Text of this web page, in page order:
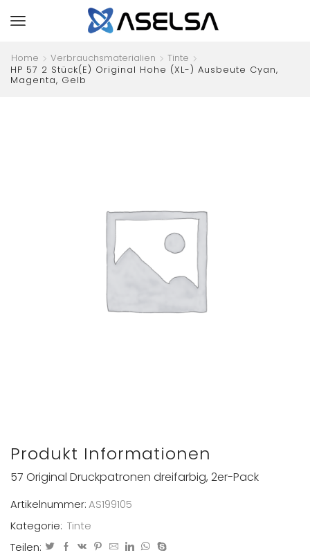
Home Verbrauchsmaterialien
Tinte
HP 57 2 Stück(e) Original Hohe (XL-) Ausbeute Cyan,
Magenta, Gelb
Produkt Informationen
57 Original Druckpatronen dreifarbig, 2er-Pack
Artikelnummer:AS199105
Kategorie: Tinte
Teilen: